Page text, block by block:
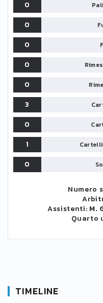
0
0
0
0
0
3
0
1
0
Numero
Assistenti: M.
Quarto
TIMELINE